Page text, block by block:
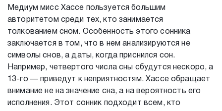
Медиум мисс Хассе пользуется большим
авторитетом среди тех, кто занимается
толкованием сном. Особенность этого сонника
заключается в том, что в нем анализируются не
символы снов, а даты, когда приснился сон.
Например, четвертого числа сны сбудутся нескоро, а
13-го — приведут к неприятностям. Хассе обращает
внимание не на значение сна, а на вероятность его
исполнения. Этот сонник подходит всем, кто